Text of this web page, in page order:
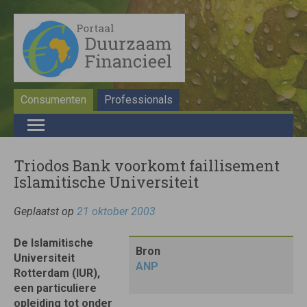
Consumenten Professionals
Triodos Bank voorkomt faillisement
Islamitische Universiteit
Geplaatst op 21 oktober 2003
Bron
ANP
De Islamitische
Universiteit
Rotterdam (IUR),
een particuliere
opleiding tot onder